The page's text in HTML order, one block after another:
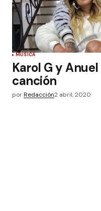
MÚSICA
Karol G y
canción
porRedacción2 abril, 2020